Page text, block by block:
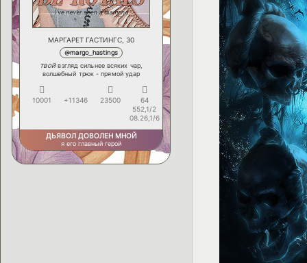
МАРГАРЕТ ГАСТИНГС, 30
@margo_hastings
твойвзгляд сильнее всяких чар,
волшебный трюк - прямой удар
10001 +11346 23500
64
552,1/2
08.26,1/6
ДЬЯВОЛ ДОВОЛЕН МНОЙ
я его главный герой